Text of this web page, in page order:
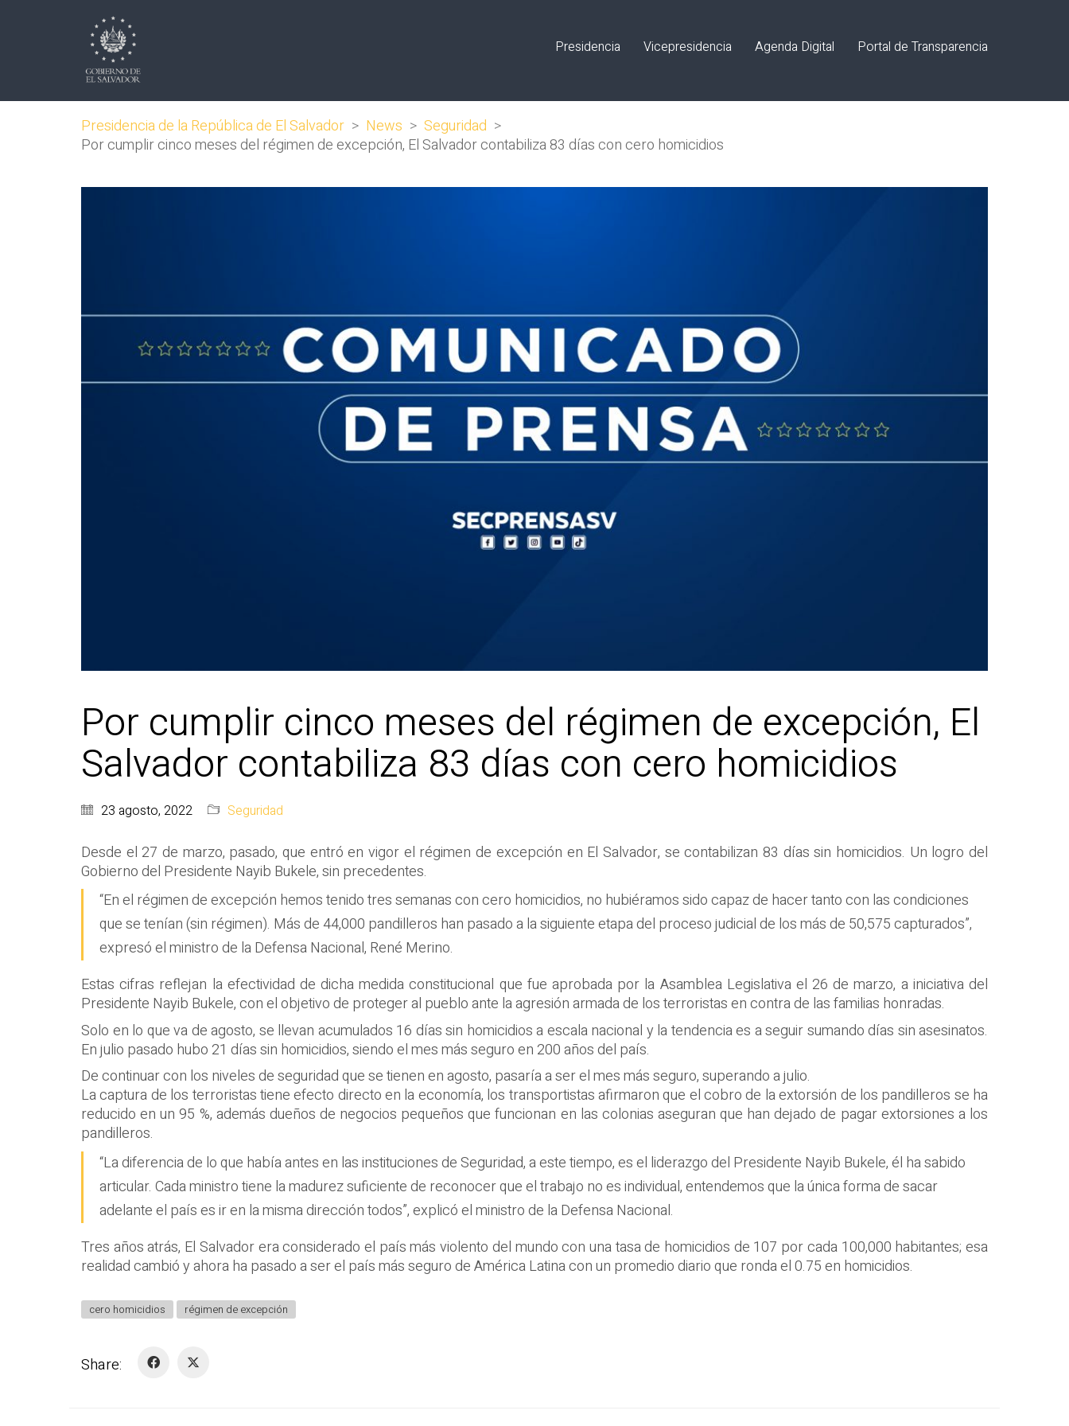
Presidencia Vicepresidencia Agenda Digital Portal de Transparencia
Presidencia de la República de El Salvador > News > Seguridad >
Por cumplir cinco meses del régimen de excepción, El Salvador contabiliza 83 días con cero homicidios
Por cumplir cinco meses del régimen de excepción, El
Salvador contabiliza 83 días con cero homicidios
23 agosto, 2022 Seguridad
Desde el 27 de marzo, pasado, que entró en vigor el régimen de excepción en El Salvador, se contabilizan 83 días sin homicidios. Un logro del
Gobierno del Presidente Nayib Bukele, sin precedentes.
“En el régimen de excepción hemos tenido tres semanas con cero homicidios, no hubiéramos sido capaz de hacer tanto con las condiciones
que se tenían (sin régimen). Más de 44,000 pandilleros han pasado a la siguiente etapa del proceso judicial de los más de 50,575 capturados”,
expresó el ministro de la Defensa Nacional, René Merino.
Estas cifras reflejan la efectividad de dicha medida constitucional que fue aprobada por la Asamblea Legislativa el 26 de marzo, a iniciativa del
Presidente Nayib Bukele, con el objetivo de proteger al pueblo ante la agresión armada de los terroristas en contra de las familias honradas.
Solo en lo que va de agosto, se llevan acumulados 16 días sin homicidios a escala nacional y la tendencia es a seguir sumando días sin asesinatos.
En julio pasado hubo 21 días sin homicidios, siendo el mes más seguro en 200 años del país.
De continuar con los niveles de seguridad que se tienen en agosto, pasaría a ser el mes más seguro, superando a julio.
La captura de los terroristas tiene efecto directo en la economía, los transportistas afirmaron que el cobro de la extorsión de los pandilleros se ha
reducido en un 95 %, además dueños de negocios pequeños que funcionan en las colonias aseguran que han dejado de pagar extorsiones a los
pandilleros.
“La diferencia de lo que había antes en las instituciones de Seguridad, a este tiempo, es el liderazgo del Presidente Nayib Bukele, él ha sabido
articular. Cada ministro tiene la madurez suficiente de reconocer que el trabajo no es individual, entendemos que la única forma de sacar
adelante el país es ir en la misma dirección todos”, explicó el ministro de la Defensa Nacional.
Tres años atrás, El Salvador era considerado el país más violento del mundo con una tasa de homicidios de 107 por cada 100,000 habitantes; esa
realidad cambió y ahora ha pasado a ser el país más seguro de América Latina con un promedio diario que ronda el 0.75 en homicidios.
cero homicidios régimen de excepción
Share: